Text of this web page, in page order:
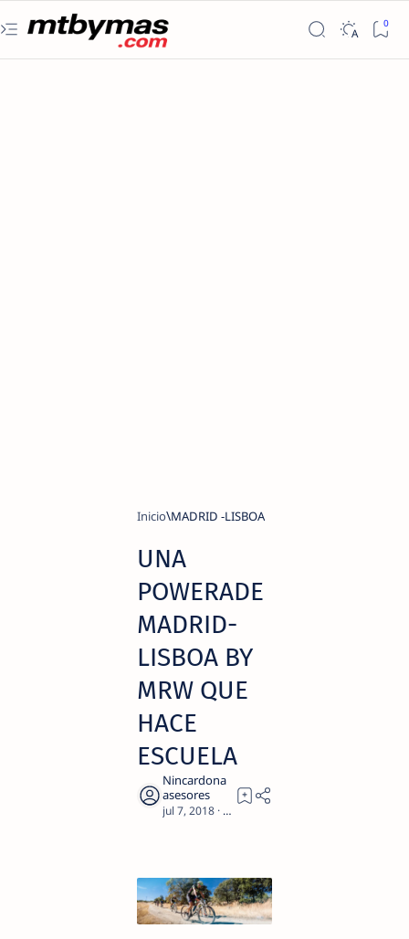
Inicio MADRID -LISBOA
UNA
POWERADE
MADRID-
LISBOA BY
MRW QUE
HACE
ESCUELA
2